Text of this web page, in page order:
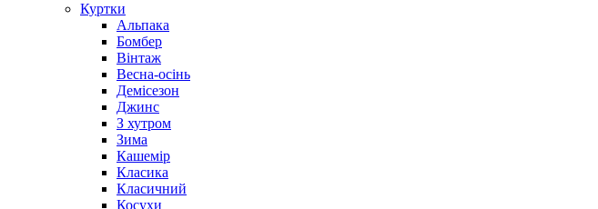
Куртки
Альпака
Бомбер
Вінтаж
Весна-осінь
Демісезон
Джинс
З хутром
Зима
Кашемір
Класика
Класичний
Косухи